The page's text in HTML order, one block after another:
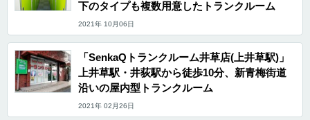
下のタイプも複数用意したトランクルーム
2021年 10月06日
「SenkaQトランクルーム井草店(上井草駅)」
上井草駅・井荻駅から徒歩10分、新青梅街道
沿いの屋内型トランクルーム
2021年 02月26日